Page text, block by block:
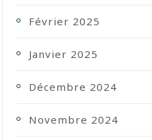
Février 2025
Janvier 2025
Décembre 2024
Novembre 2024